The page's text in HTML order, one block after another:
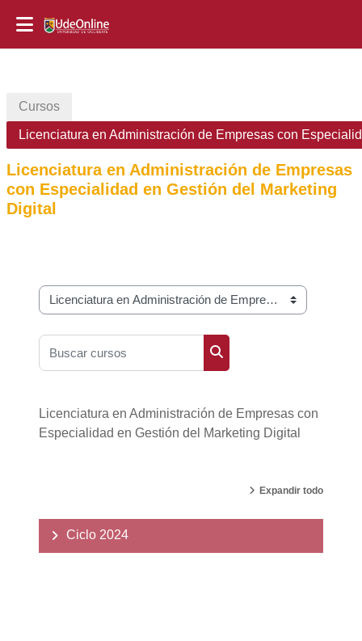
Cursos
Licenciatura en Administración de Empresas con
Licenciatura en Administración de Empresas
con Especialidad en Gestión del Marketing
Digital
Categorías
Buscar cursos
Buscar cursos
Licenciatura en Administración de Empresas con
Especialidad en Gestión del Marketing Digital
Expandir todo
Ciclo 2024